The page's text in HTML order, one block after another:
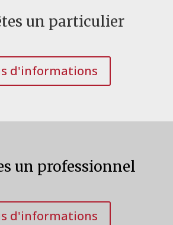
un particulier
d'informations
un professionnel
d'informations